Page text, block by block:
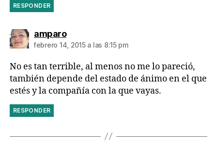
RESPONDER
amparodice:
febrero 14, 2015 a las 8:15 pm
No es tan terrible, al menos no me lo pareció,
también depende del estado de ánimo en el que
estés y la compañía con la que vayas.
RESPONDER